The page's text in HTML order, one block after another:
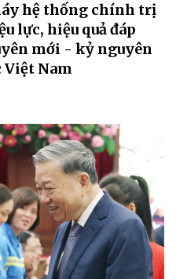
hệ thống chính trị
lực, hiệu quả đáp
mới - kỷ nguyên
Nam